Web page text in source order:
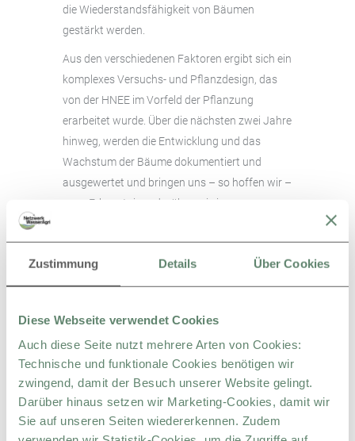
Zustimmung Details Über Cookies
Diese Webseite verwendet Cookies
Auch diese Seite nutzt mehrere Arten von Cookies:
Technische und funktionale Cookies benötigen wir
zwingend, damit der Besuch unserer Website gelingt.
Darüber hinaus setzen wir Marketing-Cookies, damit wir
Sie auf unseren Seiten wiedererkennen. Zudem
die Wiederstandsfähigkeit von Bäumen
gestärkt werden.
Aus den verschiedenen Faktoren ergibt sich ein
komplexes Versuchs- und Pflanzdesign, das
von der HNEE im Vorfeld der Pflanzung
erarbeitet wurde. Über die nächsten zwei Jahre
hinweg, werden die Entwicklung und das
Wachstum der Bäume dokumentiert und
ausgewertet und bringen uns – so hoffen wir –
neue Erkenntnisse darüber, wie junge
können.